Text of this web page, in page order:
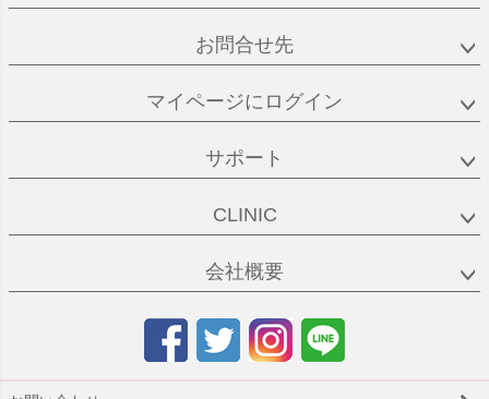
お問合せ先
マイページにログイン
サポート
CLINIC
会社概要